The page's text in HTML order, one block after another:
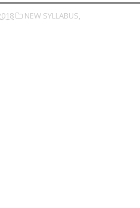
NEW SYLLABUS,